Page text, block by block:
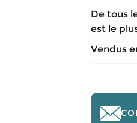
De tous
est le
Vendus